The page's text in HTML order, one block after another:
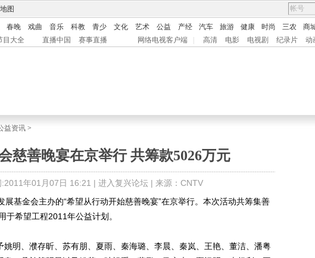
图
春晚 戏曲 音乐 科教 青少 文化 艺术 公益 产经 汽车 旅游 健康 时尚 三农 商
目大全 直播中国 赛事直播 网络电视客户端 高清 电影 电视剧 纪录片 动
益资讯 >
慈善晚宴在京举行 共筹款5026万元
:2011年01月07日 16:21 | 进入复兴论坛| 来源：CNTV
基金会主办的“希望从行动开始慈善晚宴”在京举行。本次活动共筹集善
于希望工程2011年公益计划。
明、濮存昕、苏有朋、夏雨、秦海璐、李晨、秦岚、王艳、董洁、潘粤